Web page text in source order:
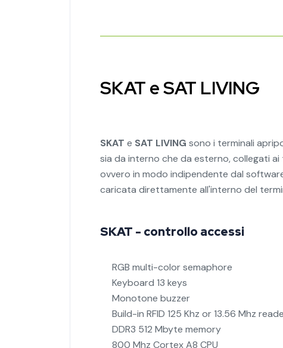
SKAT e SAT LIVING
SKAT e SAT LIVING sono i terminali
sia da interno che da esterno, collegati
ovvero in modo indipendente dal
caricata direttamente all'interno del
SKAT - controllo accessi
RGB multi-color semaphore
Keyboard 13 keys
Monotone buzzer
Build-in RFID 125 Khz or 13.56 Mhz
DDR3 512 Mbyte memory
800 Mhz Cortex A8 CPU